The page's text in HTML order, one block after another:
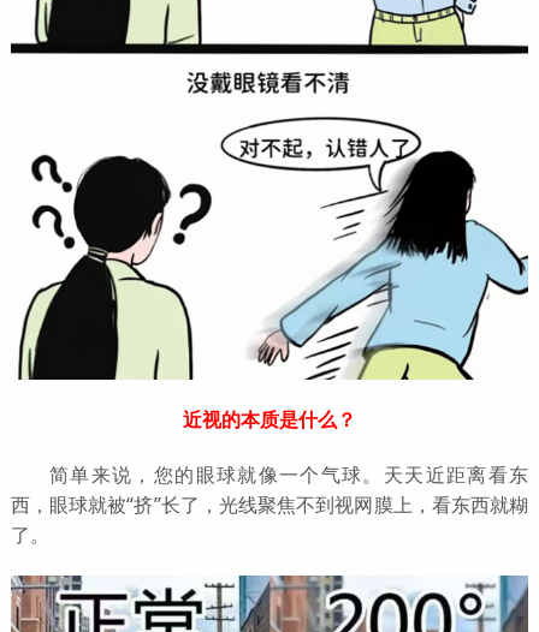
近视的本质是什么？
简单来说，您的眼球就像一个气球。天天近距离看东
西，眼球就被“挤”长了，光线聚焦不到视网膜上，看东西就糊
了。